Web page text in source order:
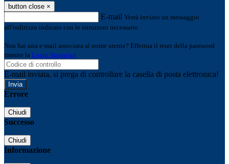
button close ×
E-mail Verrà inviato un messaggio
all'indirizzo indicato con le istruzioni necessarie.
Non hai una e-mail associata al nome utente? Effettua il reset della password
tramite la Login Spaggiari
E-mail inviata, si prega di controllare la casella di posta elettronica!
Errore
Chiudi
Successo
Chiudi
Informazione